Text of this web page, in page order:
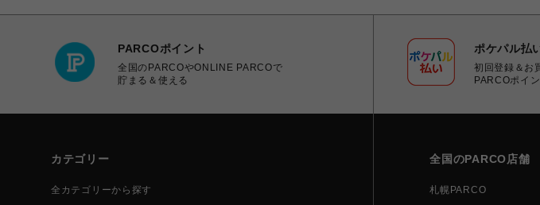
PARCOポイント
全国のPARCOやONLINE PARCOで
貯まる＆使える
ポケパル払
初回登録＆お
PARCOポイ
カテゴリー
全カテゴリーから探す
全国のPARCO店舗
札幌PARCO